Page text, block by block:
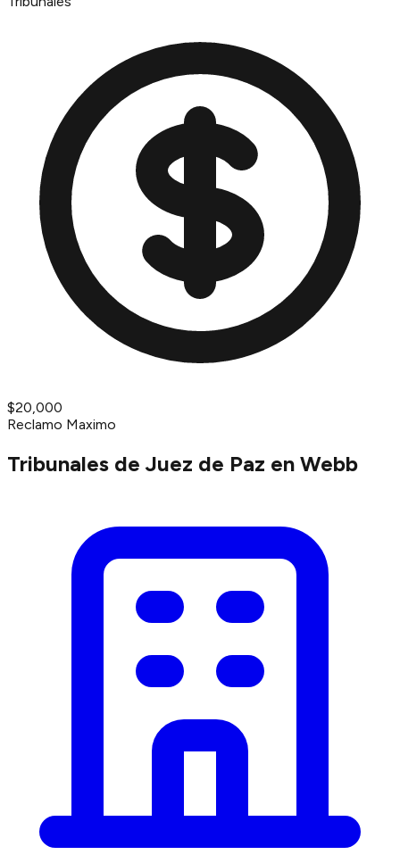
$20,000
Reclamo Maximo
Tribunales de Juez de Paz en Webb